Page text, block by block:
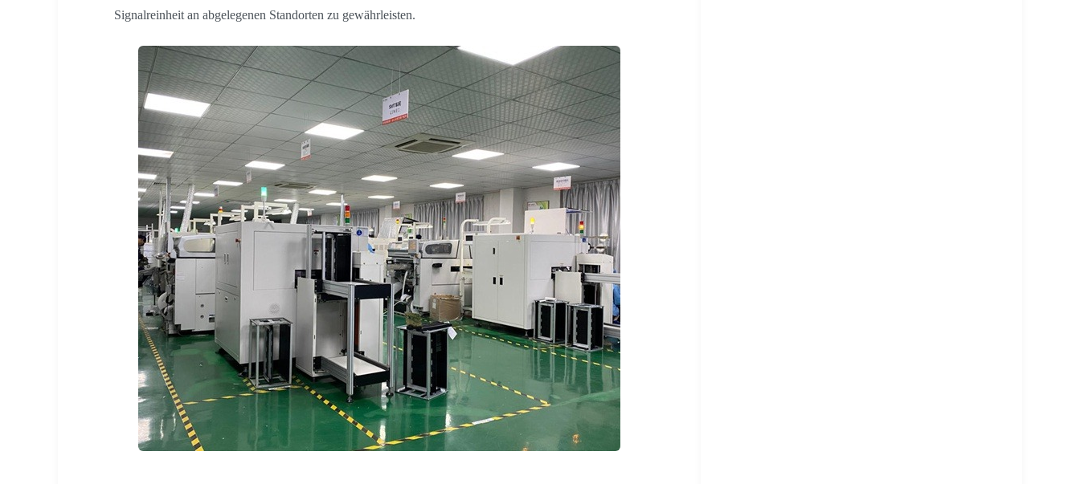
Signalreinheit an abgelegenen Standorten zu gewährleisten.